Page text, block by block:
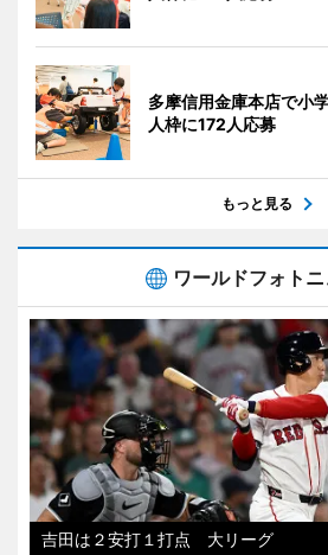
多摩信用金庫本店で
人枠に172人応募
もっと見る
ワールドフォト
吉田は２安打１打点 大リーグ